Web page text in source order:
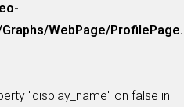
WebPage/
"display_name" on false in